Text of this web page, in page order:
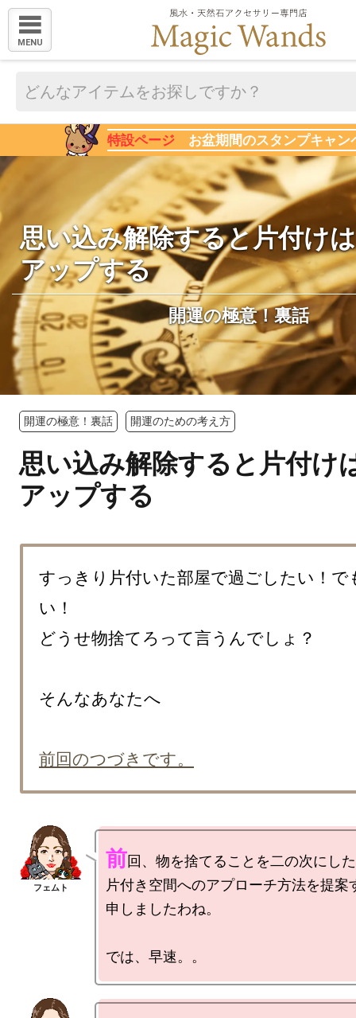
MENU
特設ページ お盆期間のスタンプキャン
思い込み解除すると片付け
アップする
開運の極意！裏話
開運の極意！裏話 開運のための考え方
思い込み解除すると片付け
アップする
すっきり片付いた部屋で過ごしたい！で
い！
どうせ物捨てろって言うんでしょ？
そんなあなたへ
前回のつづきです。
前回、物を捨てることを二の次にした
片付き空間へのアプローチ方法を提案
申しましたわね。
では、早速。。